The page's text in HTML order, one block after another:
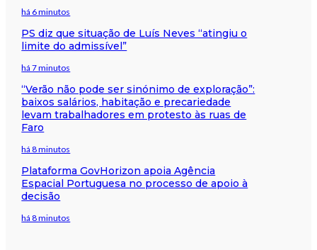
há 6 minutos
PS diz que situação de Luís Neves “atingiu o
limite do admissível”
há 7 minutos
“Verão não pode ser sinónimo de exploração”:
baixos salários, habitação e precariedade
levam trabalhadores em protesto às ruas de
Faro
há 8 minutos
Plataforma GovHorizon apoia Agência
Espacial Portuguesa no processo de apoio à
decisão
há 8 minutos